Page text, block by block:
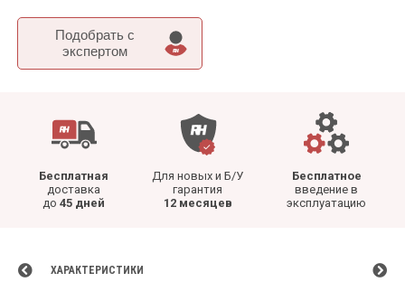
Подобрать c
экспертом
Бесплатная
доставка
до 45 дней
Для новых и Б/У
гарантия
12 месяцев
Бесплатное
введение в
эксплуатацию
ХАРАКТЕРИСТИКИ